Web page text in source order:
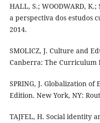
HALL, S.; WOODWARD,
a perspectiva dos estudos
2014.
SMOLICZ, J. Culture and
Canberra: The Curriculum
SPRING, J. Globalization
Edition. New York, NY:
TAJFEL, H. Social identity